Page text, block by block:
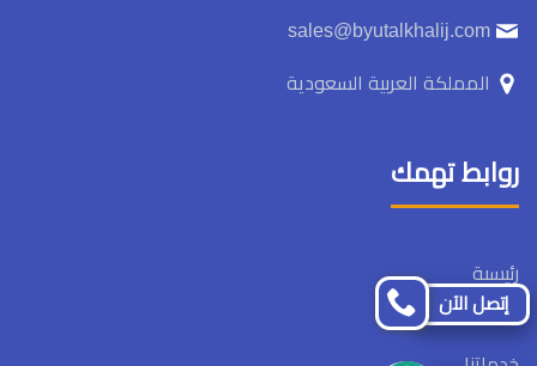
المملكة العربية السعودية
روابط تهمك
رئيسىة
ما نقدمه
إتصل الآن